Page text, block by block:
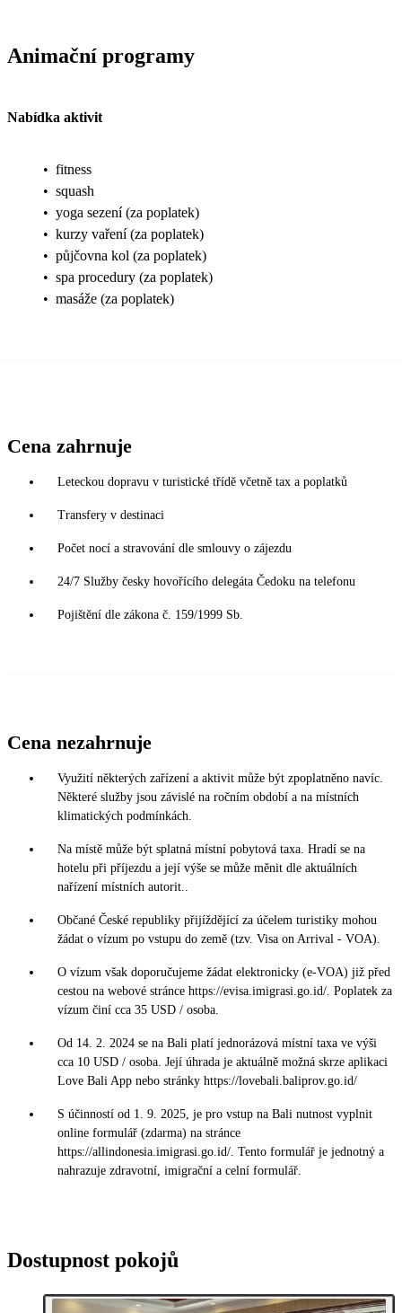
Animační programy
Nabídka aktivit
• fitness
• squash
• yoga sezení (za poplatek)
• kurzy vaření (za poplatek)
• půjčovna kol (za poplatek)
• spa procedury (za poplatek)
• masáže (za poplatek)
Cena zahrnuje
Leteckou dopravu v turistické třídě včetně tax a poplatků
Transfery v destinaci
Počet nocí a stravování dle smlouvy o zájezdu
24/7 Služby česky hovořícího delegáta Čedoku na telefonu
Pojištění dle zákona č. 159/1999 Sb.
Cena nezahrnuje
Využití některých zařízení a aktivit může být zpoplatněno navíc.
Některé služby jsou závislé na ročním období a na místních
klimatických podmínkách.
Na místě může být splatná místní pobytová taxa. Hradí se na
hotelu při příjezdu a její výše se může měnit dle aktuálních
nařízení místních autorit..
Občané České republiky přijíždějící za účelem turistiky mohou
žádat o vízum po vstupu do země (tzv. Visa on Arrival - VOA).
O vízum však doporučujeme žádat elektronicky (e-VOA) již před
cestou na webové stránce https://evisa.imigrasi.go.id/. Poplatek za
vízum činí cca 35 USD / osoba.
Od 14. 2. 2024 se na Bali platí jednorázová místní taxa ve výši
cca 10 USD / osoba. Její úhrada je aktuálně možná skrze aplikaci
Love Bali App nebo stránky https://lovebali.baliprov.go.id/
S účinností od 1. 9. 2025, je pro vstup na Bali nutnost vyplnit
online formulář (zdarma) na stránce
https://allindonesia.imigrasi.go.id/. Tento formulář je jednotný a
nahrazuje zdravotní, imigrační a celní formulář.
Dostupnost pokojů